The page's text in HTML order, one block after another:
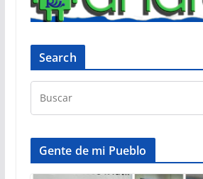
Search
Gente de mi Pueblo